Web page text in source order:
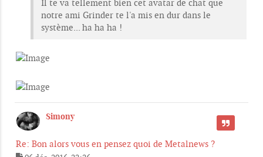
Il te va tellement bien cet avatar de chat que
notre ami Grinder te l'a mis en dur dans le
système... ha ha ha !
Simony
Re: Bon alors vous en pensez quoi de Metalnews ?
CITER